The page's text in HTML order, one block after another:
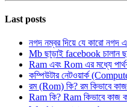
Last posts
নগদ নম্বর দিয়ে যে কারো নগদ
Mb ছাড়াই facebook চালান
Ram এবং Rom এর মধ্যে
কম্পিউটার নেটওয়ার্ক
রম (Rom) কি? রম কিভাবে
Ram কি? Ram কিভাবে কাজ